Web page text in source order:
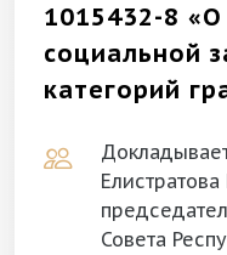
1015432-8 «О
социальной
категорий
Совета